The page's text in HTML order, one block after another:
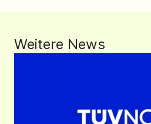
Weitere News